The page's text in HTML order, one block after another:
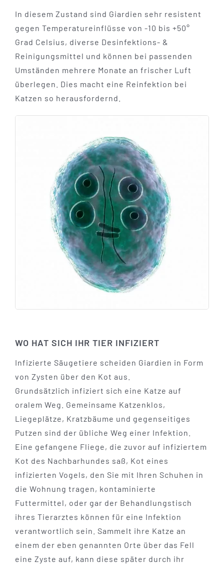
In diesem Zustand sind Giardien sehr resistent
gegen Temperatureinflüsse von -10 bis +50°
Grad Celsius, diverse Desinfektions- &
Reinigungsmittel und können bei passenden
Umständen mehrere Monate an frischer Luft
überlegen. Dies macht eine Reinfektion bei
Katzen so herausfordernd.
WO HAT SICH IHR TIER INFIZIERT
Infizierte Säugetiere scheiden Giardien in Form
von Zysten über den Kot aus.
Grundsätzlich infiziert sich eine Katze auf
oralem Weg. Gemeinsame Katzenklos,
Liegeplätze, Kratzbäume und gegenseitiges
Putzen sind der übliche Weg einer Infektion.
Eine gefangene Fliege, die zuvor auf infiziertem
Kot des Nachbarhundes saß, Kot eines
infizierten Vogels, den Sie mit Ihren Schuhen in
die Wohnung tragen, kontaminierte
Futtermittel, oder gar der Behandlungstisch
ihres Tierarztes können für eine Infektion
verantwortlich sein. Sammelt ihre Katze an
einem der eben genannten Orte über das Fell
eine Zyste auf, kann diese später durch ihr